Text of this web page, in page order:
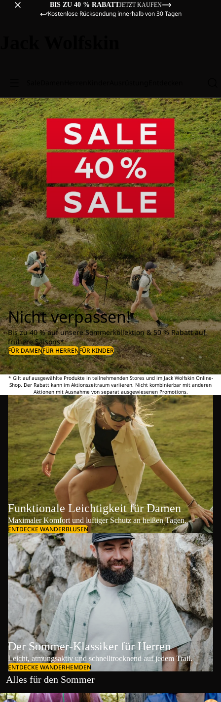
BIS ZU 40 % RABATTJETZT KAUFEN
Kostenlose Rücksendung innerhalb von 30 Tagen
Nicht verpassen!
Bis zu 40 % auf unsere Sommerkollektion & 50 % Rabatt auf
frühere Saisons*
FÜR DAMENFÜR HERRENFÜR KINDER
* Gilt auf ausgewählte Produkte in teilnehmenden Stores und im Jack Wolfskin Online-
Shop. Der Rabatt kann im Aktionszeitraum variieren. Nicht kombinierbar mit anderen
Aktionen mit Ausnahme von separat ausgewiesenen Promotions.
Funktionale Leichtigkeit für Damen
Maximaler Komfort und luftiger Schutz an heißen Tagen.
ENTDECKE WANDERBLUSEN
Der Sommer-Klassiker für Herren
Leicht, atmungsaktiv und schnelltrocknend auf jedem Trail.
ENTDECKE WANDERHEMDEN
Alles für den Sommer
Damen T-Shirts & Polos Herren T-Shirts & Polos